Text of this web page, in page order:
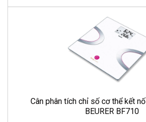
Cân phân tích chỉ số cơ thể kết
BEURER BF710